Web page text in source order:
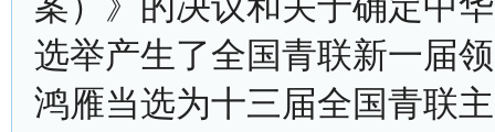
选举产生了全国青联新一届
鸿雁当选为十三届全国青联